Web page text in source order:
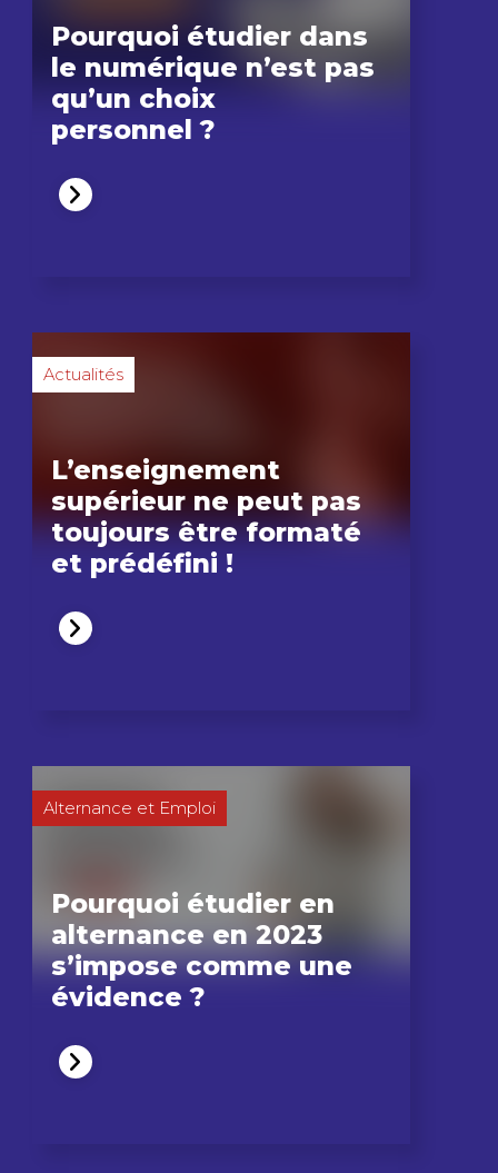
Pourquoi étudier dans
le numérique n’est pas
qu’un choix
personnel ?
Actualités
L’enseignement
supérieur ne peut pas
toujours être formaté
et prédéfini !
Alternance et Emploi
Pourquoi étudier en
alternance en 2023
s’impose comme une
évidence ?